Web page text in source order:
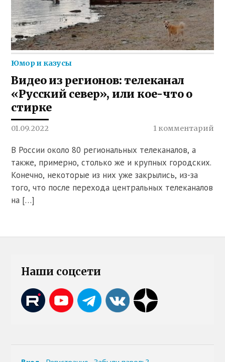
Юмор и казусы
Видео из регионов: телеканал
«Русский север», или кое-что о
стирке
01.09.2022 1 комментарий
В России около 80 региональных телеканалов, а
также, примерно, столько же и крупных городских.
Конечно, некоторые из них уже закрылись, из-за
того, что после перехода центральных телеканалов
на […]
Наши соцсети